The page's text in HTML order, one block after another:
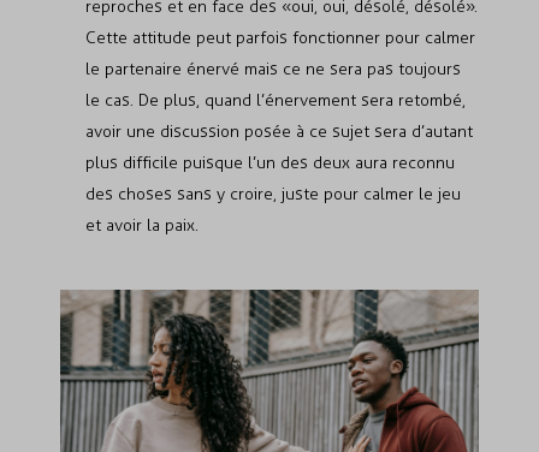
reproches et en face des «oui, oui, désolé, désolé».
Cette attitude peut parfois fonctionner pour calmer
le partenaire énervé mais ce ne sera pas toujours
le cas. De plus, quand l’énervement sera retombé,
avoir une discussion posée à ce sujet sera d’autant
plus difficile puisque l’un des deux aura reconnu
des choses sans y croire, juste pour calmer le jeu
et avoir la paix.